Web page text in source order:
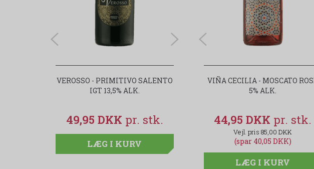
VEROSSO - PRIMITIVO SALENTO
IGT 13,5% ALK.
49,95 DKK
LÆG I KURV
VIÑA CECILIA - MOSCATO ROSÉ
5% ALK.
44,95 DKK
85,00 DKK
(spar 40,05 DKK)
LÆG I KURV
VIÑA CECILIA - MOSCATO
5% ALK.
44,95 DKK
85,00 DKK
(spar 40,05 DKK)
LÆG I KURV